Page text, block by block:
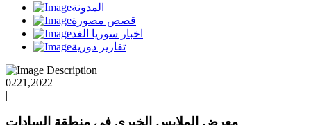
المدونة
قصص مصورة
اخبار سوريا الغد
تقارير دورية
0221,2022
|
معرض الملابس الخيري في منطقة السادات